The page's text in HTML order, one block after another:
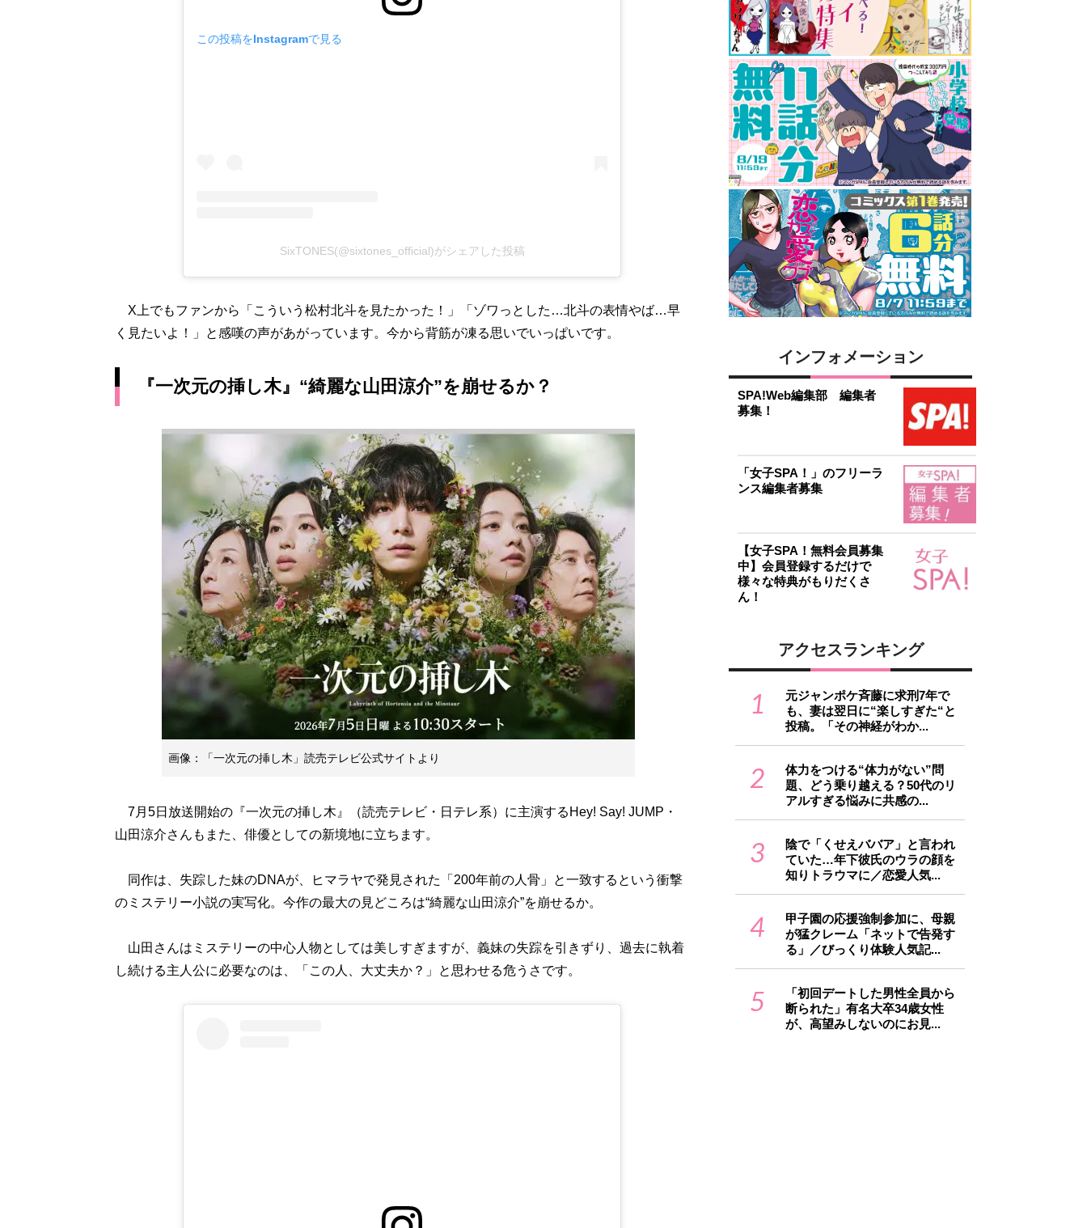
この投稿をInstagramで見る
SixTONES(@sixtones_official)がシェアした投稿
X上でもファンから「こういう松村北斗を見たかった！」「ゾワっとした…北斗の表情やば…早
く見たいよ！」と感嘆の声があがっています。今から背筋が凍る思いでいっぱいです。
『一次元の挿し木』“綺麗な山田涼介”を崩せるか？
画像：「一次元の挿し木」読売テレビ公式サイトより
7月5日放送開始の『一次元の挿し木』（読売テレビ・日テレ系）に主演するHey! Say! JUMP・
山田涼介さんもまた、俳優としての新境地に立ちます。
同作は、失踪した妹のDNAが、ヒマラヤで発見された「200年前の人骨」と一致するという衝撃
のミステリー小説の実写化。今作の最大の見どころは“綺麗な山田涼介”を崩せるか。
山田さんはミステリーの中心人物としては美しすぎますが、義妹の失踪を引きずり、過去に執着
し続ける主人公に必要なのは、「この人、大丈夫か？」と思わせる危うさです。
インフォメーション
SPA!Web編集部 編集者
募集！
「女子SPA！」のフリーラ
ンス編集者募集
【女子SPA！無料会員募集
中】会員登録するだけで
様々な特典がもりだくさ
ん！
アクセスランキング
1
元ジャンポケ斉藤に求刑7年で
も、妻は翌日に“楽しすぎた“と
投稿。「その神経がわか...
2
体力をつける“体力がない”問
題、どう乗り越える？50代のリ
アルすぎる悩みに共感の...
3
陰で「くせえババア」と言われ
ていた…年下彼氏のウラの顔を
知りトラウマに／恋愛人気...
4
甲子園の応援強制参加に、母親
が猛クレーム「ネットで告発す
る」／びっくり体験人気記...
5
「初回デートした男性全員から
断られた」有名大卒34歳女性
が、高望みしないのにお見...